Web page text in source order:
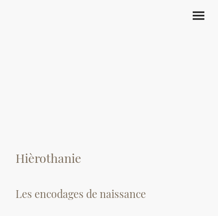
Hièrothanie
Les encodages de naissance